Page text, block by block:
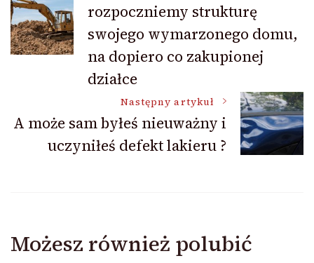
wpisurozpoczniemy strukturę
swojego wymarzonego domu,
na dopiero co zakupionej
działce
Następny artykuł
A może sam byłeś nieuważny i
uczyniłeś defekt lakieru ?
Możesz również polubić